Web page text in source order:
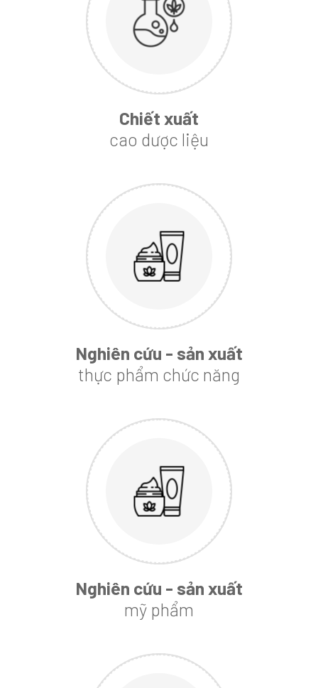
Chiết xuất
cao dược liệu
Nghiên cứu - sản xuất
thực phẩm chức năng
Nghiên cứu - sản xuất
mỹ phẩm